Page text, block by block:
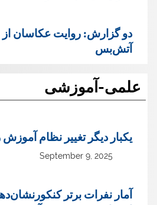
دو گزارش: روایت عکاسان
آتش‌بس
علمی-آموزشی
یک‏بار دیگر تغییر نظام
September 9, 2025
آمار نفرات برتر